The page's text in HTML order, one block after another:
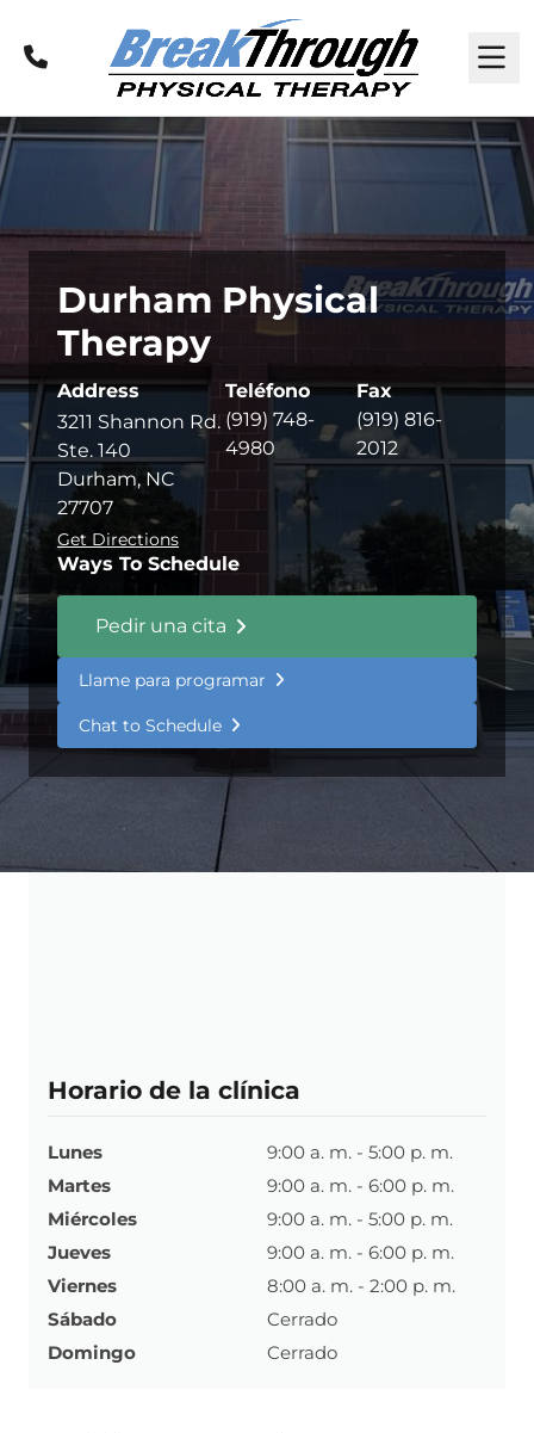
Llamar
Durham Physical
Therapy
Address
3211 Shannon Rd.
Ste. 140
Durham, NC
27707
Get Directions
Teléfono
(919) 748-
4980
Fax
(919) 816-
2012
Ways To Schedule
Pedir una cita
Llame para programar
Chat to Schedule
Horario de la clínica
Lunes
9:00 a. m. - 5:00 p. m.
Martes
9:00 a. m. - 6:00 p. m.
Miércoles
9:00 a. m. - 5:00 p. m.
Jueves
9:00 a. m. - 6:00 p. m.
Viernes
8:00 a. m. - 2:00 p. m.
Sábado
Cerrado
Domingo
Cerrado